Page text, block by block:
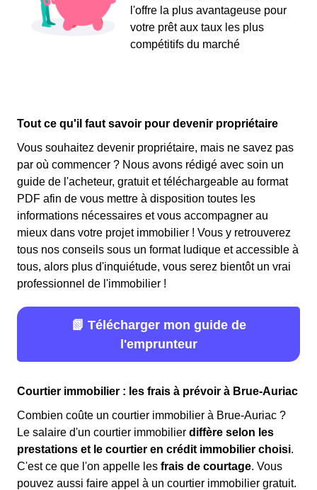
l'offre la plus avantageuse pour
votre prêt aux taux les plus
compétitifs du marché
Tout ce qu'il faut savoir pour devenir propriétaire
Vous souhaitez devenir propriétaire, mais ne savez pas
par où commencer ? Nous avons rédigé avec soin un
guide de l'acheteur, gratuit et téléchargeable au format
PDF afin de vous mettre à disposition toutes les
informations nécessaires et vous accompagner au
mieux dans votre projet immobilier ! Vous y retrouverez
tous nos conseils sous un format ludique et accessible à
tous, alors plus d'inquiétude, vous serez bientôt un vrai
professionnel de l'immobilier !
📗 Télécharger mon guide de
l'emprunteur
Courtier immobilier : les frais à prévoir à Brue-Auriac
Combien coûte un courtier immobilier à Brue-Auriac ?
Le salaire d'un courtier immobilier diffère selon les
prestations et le courtier en crédit immobilier choisi.
C'est ce que l'on appelle les frais de courtage. Vous
pouvez aussi faire appel à un courtier immobilier gratuit.